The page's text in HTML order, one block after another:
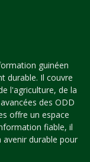
guinéen
durable. Il couvre
l'agriculture, de la
des ODD
offre un espace
fiable, il
durable pour